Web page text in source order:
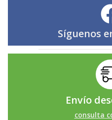
Síguenos
Envío
consulta